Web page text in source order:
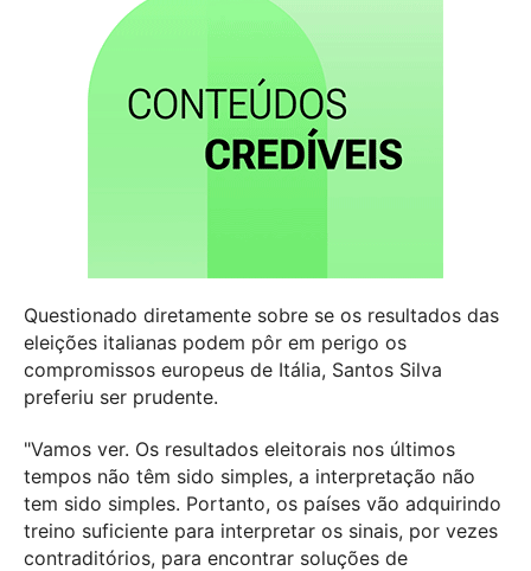
Questionado diretamente sobre se os resultados das
eleições italianas podem pôr em perigo os
compromissos europeus de Itália, Santos Silva
preferiu ser prudente.
"Vamos ver. Os resultados eleitorais nos últimos
tempos não têm sido simples, a interpretação não
tem sido simples. Portanto, os países vão adquirindo
treino suficiente para interpretar os sinais, por vezes
contraditórios, para encontrar soluções de